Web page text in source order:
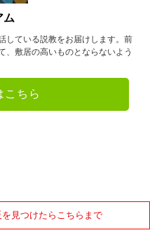
ム
している説教をお届けします。前
、敷居の高いものとならないよう
こちら
見つけたらこちらまで